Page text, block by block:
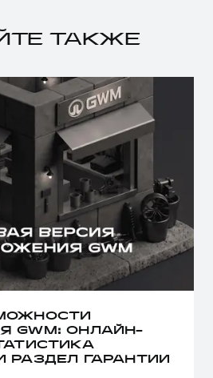
ТАКЖЕ
GWM: ОНЛАЙН-
РАЗДЕЛ ГАРАНТИИ